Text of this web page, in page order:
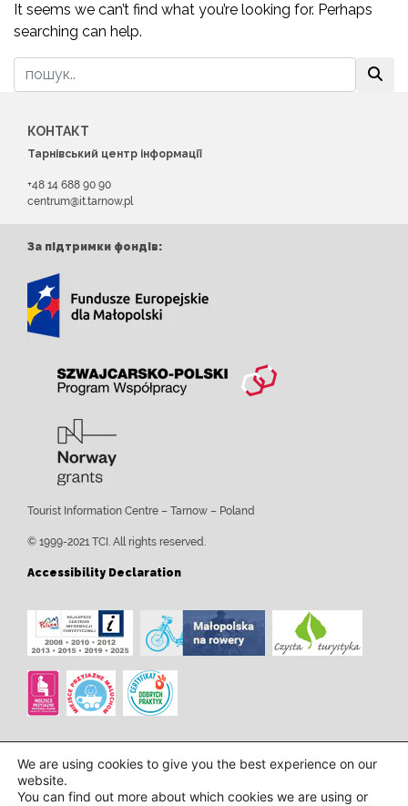
It seems we can’t find what you’re looking for. Perhaps
searching can help.
КОНТАКТ
Тарнівський центр інформації
+48 14 688 90 90
centrum@it.tarnow.pl
За підтримки фондів:
Tourist Information Centre – Tarnow – Poland
© 1999-2021 TCI. All rights reserved.
Accessibility Declaration
We are using cookies to give you the best experience on our
website.
You can find out more about which cookies we are using or